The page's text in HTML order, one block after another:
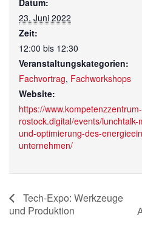
Datum:
23. Juni 2022
Zeit:
12:00 bis 12:30
Veranstaltungskategorien:
Fachvortrag, Fachworkshops
Website:
https://www.kompetenzzentrum-
rostock.digital/events/lunchtalk-
und-optimierung-des-
unternehmen/
Tech-Expo: Werkzeuge
und Produktion